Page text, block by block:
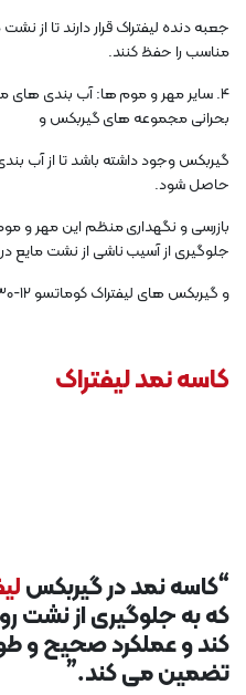
جعبه دنده لیفتراک قرار دارند تا از
مناسب را حفظ کنند.
4. سایر مهر و موم ها: آب بندی
بحرانی مجموعه های گیربکس و
گیربکس وجود داشته باشد تا از آب
حاصل شود.
بازرسی و نگهداری منظم این مهر و
جلوگیری از آسیب ناشی از نشت مایع
و گیربکس های لیفتراک کوماتسو FD-30-12 ضروری است.
کاسه نمد لیفتراک
“کاسه نمد در گیربکس
که به جلوگیری از نشت
کند و عملکرد صحیح و
تضمین می کند.”